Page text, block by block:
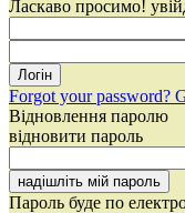
Ласкаво просимо!
Forgot your password?
Відновлення паролю
відновити пароль
Пароль буде по